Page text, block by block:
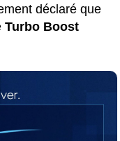
déclaré que
Turbo Boost